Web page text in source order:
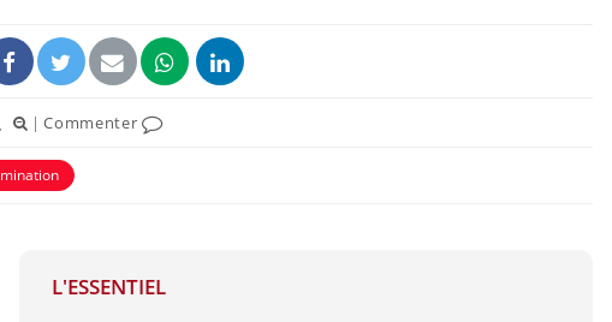
|Commenter
L'ESSENTIEL